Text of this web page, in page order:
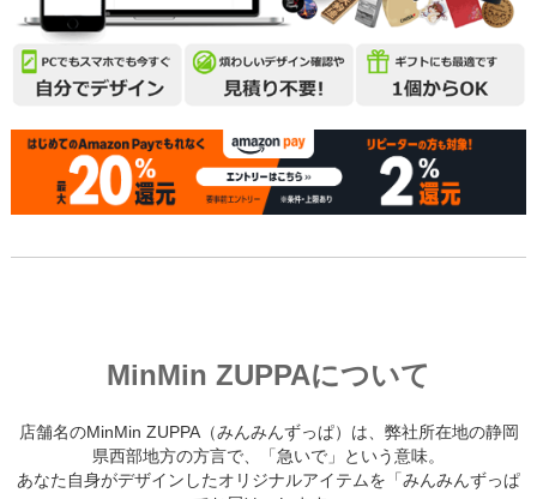
MinMin ZUPPAについて
店舗名のMinMin ZUPPA（みんみんずっぱ）は、弊社所在地の静岡
県西部地方の方言で、「急いで」という意味。
あなた自身がデザインしたオリジナルアイテムを「みんみんずっぱ